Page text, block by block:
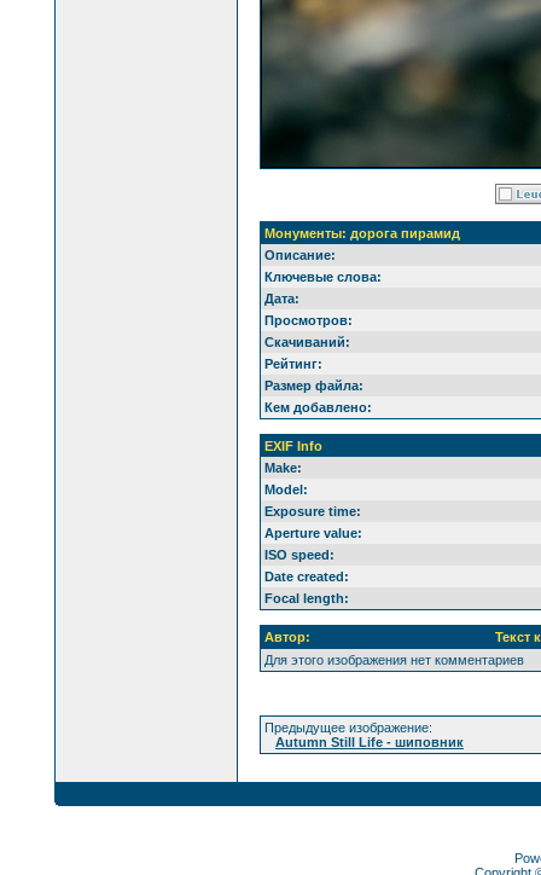
Монументы: дорога пирамид
Описание:
Ключевые слова:
Дата:
Просмотров:
Скачиваний:
Рейтинг:
Размер файла:
Кем добавлено:
EXIF Info
Make:
Model:
Exposure time:
Aperture value:
ISO speed:
Date created:
Focal length:
Автор:
Текст
Для этого изображения нет комментариев
Предыдущее изображение:
Autumn Still Life - шиповник